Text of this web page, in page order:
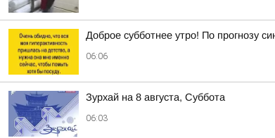
Доброе субботнее утро! По прогнозу
06:06
Зурхай на 8 августа, Суббота
06:03